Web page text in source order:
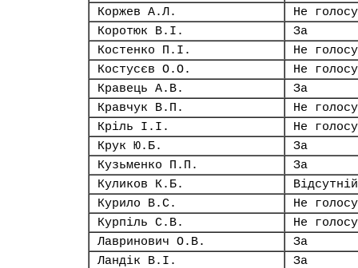
Коржев А.Л.
Не
Коротюк В.І.
За
Костенко П.І.
Не
Костусєв О.О.
Не
Кравець А.В.
За
Кравчук В.П.
Не
Кріль І.І.
Не
Крук Ю.Б.
За
Кузьменко П.П.
За
Куликов К.Б.
Відсутній
Курило В.С.
Не
Курпіль С.В.
Не
Лавринович О.В.
За
Ландік В.І.
За